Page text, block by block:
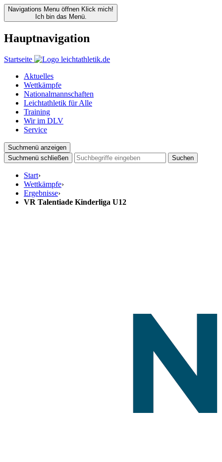
Navigations Menu öffnen Klick mich!
Ich bin das Menü.
Hauptnavigation
Startseite
Aktuelles
Wettkämpfe
Nationalmannschaften
Leichtathletik für Alle
Training
Wir im DLV
Service
Suchmenü anzeigen
Suchmenü schließen
Suchen
Start›
Wettkämpfe›
Ergebnisse›
VR Talentiade Kinderliga U12